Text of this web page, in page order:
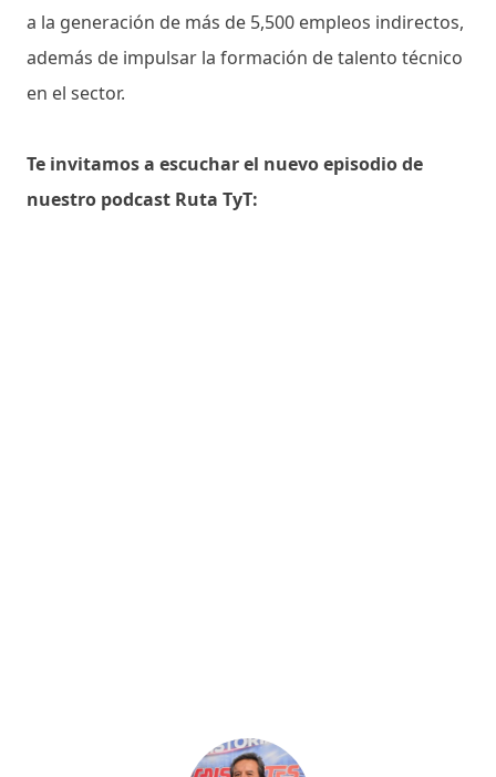
a la generación de más de 5,500 empleos indirectos,
además de impulsar la formación de talento técnico
en el sector.
Te invitamos a escuchar el nuevo episodio de
nuestro podcast Ruta TyT: